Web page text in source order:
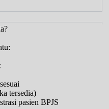
tersedia)
pasien BPJS